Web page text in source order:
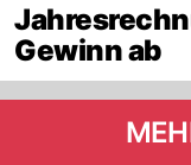
Gewinn ab